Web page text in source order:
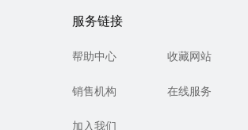
服务链接
帮助中心
销售机构
加入我们
收藏网站
在线服务